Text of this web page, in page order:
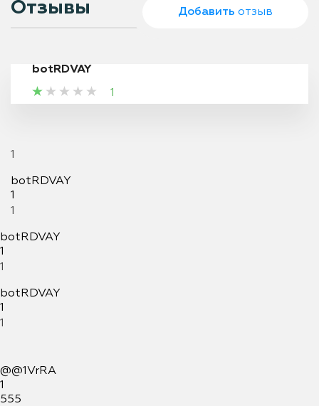
Отзывы Добавить отзыв
botRDVAY
1
1
botRDVAY
1
1
botRDVAY
1
1
botRDVAY
1
1
@@1VrRA
1
555